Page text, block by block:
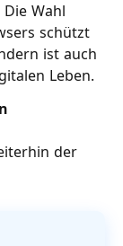
Wahl
schützt
ist auch
Leben.
der